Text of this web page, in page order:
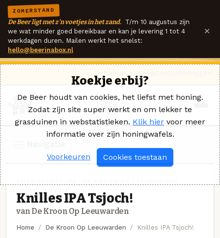
ZOMERSTAND
De Beer ligt met z'n voetjes in het zand. T/m 10 augustus zijn
we wat minder goed bereikbaar en kan je levering 1 tot 4
werkdagen duren. Mailen werkt het snelst:
hello@beerinabox.nl
×
Knilles IPA Tsjoch!
van De Kroon Op Leeuwarden
Home De Kroon Op Leeuwarden Knilles IPA Tsjoch!
Koekje erbij?
De Beer houdt van cookies, het liefst met honing.
Zodat zijn site super werkt en om lekker te
grasduinen in webstatistieken. Klik hier voor meer
informatie over zijn honingwafels.
Voorkeuren Cookies toestaan